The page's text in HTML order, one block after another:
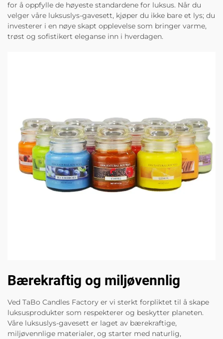
for å oppfylle de høyeste standardene for luksus. Når du
velger våre luksuslys-gavesett, kjøper du ikke bare et lys; du
investerer i en nøye skapt opplevelse som bringer varme,
trøst og sofistikert eleganse inn i hverdagen.
Bærekraftig og miljøvennlig
Ved TaBo Candles Factory er vi sterkt forpliktet til å skape
luksusprodukter som respekterer og beskytter planeten.
Våre luksuslys-gavesett er laget av bærekraftige,
miljøvennlige materialer, og starter med naturlig,